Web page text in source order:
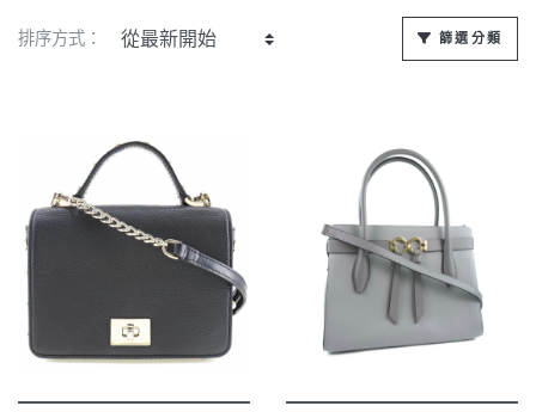
排序方式： 篩選分類